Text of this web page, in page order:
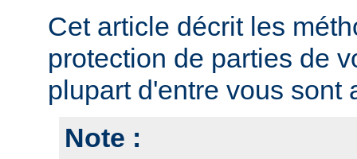
Cet article décrit les
protection de parties de
plupart d'entre vous sont
Note :